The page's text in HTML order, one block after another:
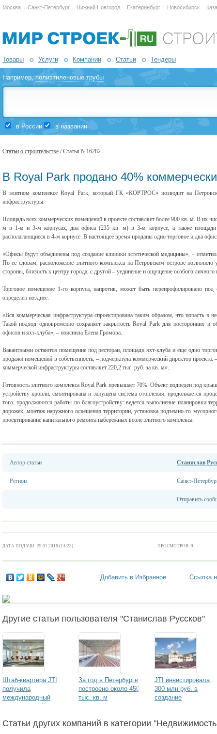
Москва Санкт-Петербург Нижний Новгород Екатеринбург Новосибирск
Товары Услуги Компании Статьи Тендеры
Например,полиэтиленовые трубы
в России в названии
Статьи о строительстве / Статья №16282
В Royal Park продано 40%
В элитном комплексе Royal Park, который ГК «КОРТРОС» возводит на
инфраструктуры.
Площадь всех коммерческих помещений в проекте составляет более 900 кв. м. В их
м в 1-м и 3-м корпусах, два офиса (235 кв. м) в 3-м корпусе, а также
располагающиеся в 4-м корпусе. В настоящее время проданы одно торговое и два
«Офисы будут объединены под создание клиники эстетической медицины», –
По ее словам, расположение элитного комплекса на Петровском острове
стороны, близость к центру города, с другой – уединение и ощущение особого личного
Торговое помещение 1-го корпуса, напротив, может быть перепрофилировано
определен позднее.
«Вся коммерческая инфраструктура спроектирована таким образом, что попасть в
Такой подход одновременно сохраняет закрытость Royal Park для посторонних и
офисов и яхт-клуба», – пояснила Елена Громова.
Вакантными остаются помещение под ресторан, площади яхт-клуба и еще одно
продажи помещений в собственность, – подчеркнула коммерческий директор
коммерческой инфраструктуры составляет 220,2 тыс. руб. за кв. м».
Готовность элитного комплекса Royal Park превышает 70%. Объект подведен под
устройству кровли, смонтирована и запущена система отопления, продолжается
того, продолжаются работы по благоустройству: ведется выполнение планировки
дорожек, монтаж наружного освещения территории, установка подземно-го
проектирование капитального ремонта набережных возле элитного комплекса.
Автор статьи Станислав
Регион Санкт-
Отправить
ДАТА ПОДАЧИ: 29.01.2018 (14:23) ПРОСМОТРОВ: 9
Добавить в Избранное Ссылка
Другие статьи пользователя "Станислав Руссков"
Штаб-квартира JTI
получила
международный
экологический
Gold
За год в Петербурге
построено около 450
тыс. кв. м
JTI инвестировала
300 млн руб. в
создание
когенерации в Ельце
Статьи других компаний в категории